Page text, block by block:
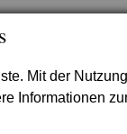
Mit der
Informationen